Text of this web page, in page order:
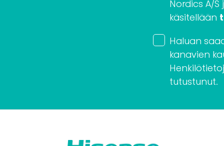
Nordics A/
käsitellään
Haluan
kanavien
tutustunut.